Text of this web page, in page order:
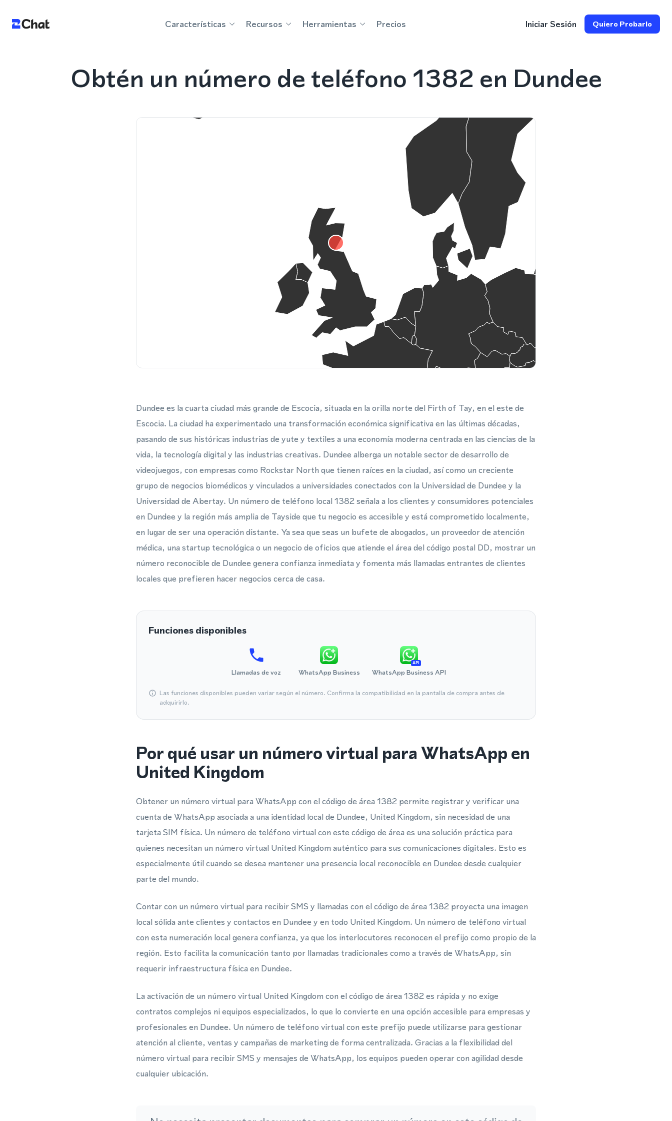
Características Recursos Herramientas Precios Iniciar Sesión Quiero Probarlo
Obtén un número de teléfono 1382 en Dundee
Dundee es la cuarta ciudad más grande de Escocia, situada en la orilla norte del Firth of Tay, en el este de
Escocia. La ciudad ha experimentado una transformación económica significativa en las últimas décadas,
pasando de sus históricas industrias de yute y textiles a una economía moderna centrada en las ciencias de la
vida, la tecnología digital y las industrias creativas. Dundee alberga un notable sector de desarrollo de
videojuegos, con empresas como Rockstar North que tienen raíces en la ciudad, así como un creciente
grupo de negocios biomédicos y vinculados a universidades conectados con la Universidad de Dundee y la
Universidad de Abertay. Un número de teléfono local 1382 señala a los clientes y consumidores potenciales
en Dundee y la región más amplia de Tayside que tu negocio es accesible y está comprometido localmente,
en lugar de ser una operación distante. Ya sea que seas un bufete de abogados, un proveedor de atención
médica, una startup tecnológica o un negocio de oficios que atiende el área del código postal DD, mostrar un
número reconocible de Dundee genera confianza inmediata y fomenta más llamadas entrantes de clientes
locales que prefieren hacer negocios cerca de casa.
Funciones disponibles
Llamadas de voz WhatsApp Business
API
WhatsApp Business API
Las funciones disponibles pueden variar según el número. Confirma la compatibilidad en la pantalla de compra antes de
adquirirlo.
Por qué usar un número virtual para WhatsApp en
United Kingdom
Obtener un número virtual para WhatsApp con el código de área 1382 permite registrar y verificar una
cuenta de WhatsApp asociada a una identidad local de Dundee, United Kingdom, sin necesidad de una
tarjeta SIM física. Un número de teléfono virtual con este código de área es una solución práctica para
quienes necesitan un número virtual United Kingdom auténtico para sus comunicaciones digitales. Esto es
especialmente útil cuando se desea mantener una presencia local reconocible en Dundee desde cualquier
parte del mundo.
Contar con un número virtual para recibir SMS y llamadas con el código de área 1382 proyecta una imagen
local sólida ante clientes y contactos en Dundee y en todo United Kingdom. Un número de teléfono virtual
con esta numeración local genera confianza, ya que los interlocutores reconocen el prefijo como propio de la
región. Esto facilita la comunicación tanto por llamadas tradicionales como a través de WhatsApp, sin
requerir infraestructura física en Dundee.
La activación de un número virtual United Kingdom con el código de área 1382 es rápida y no exige
contratos complejos ni equipos especializados, lo que lo convierte en una opción accesible para empresas y
profesionales en Dundee. Un número de teléfono virtual con este prefijo puede utilizarse para gestionar
atención al cliente, ventas y campañas de marketing de forma centralizada. Gracias a la flexibilidad del
número virtual para recibir SMS y mensajes de WhatsApp, los equipos pueden operar con agilidad desde
cualquier ubicación.